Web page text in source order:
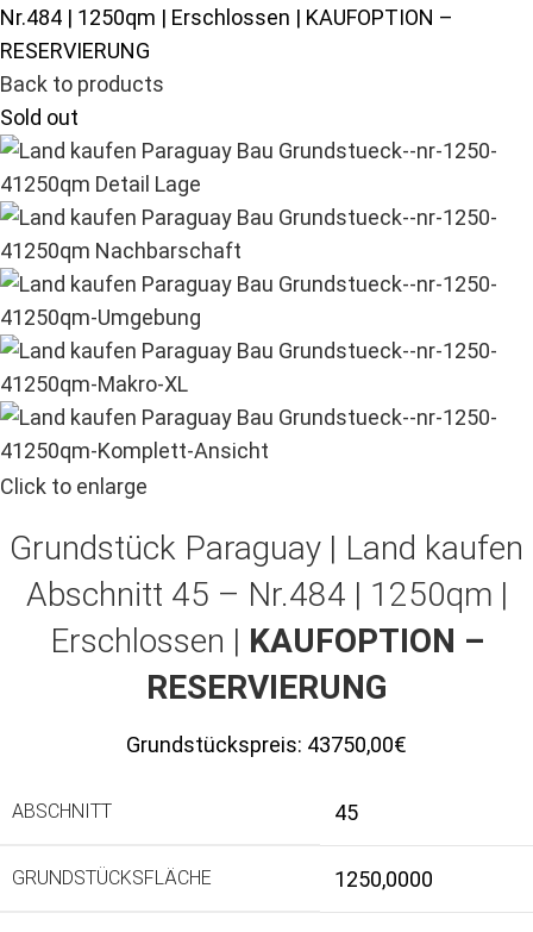
Nr.484 | 1250qm | Erschlossen | KAUFOPTION –
RESERVIERUNG
Back to products
Sold out
Click to enlarge
Grundstück Paraguay | Land kaufen
Abschnitt 45 – Nr.484 | 1250qm |
Erschlossen | KAUFOPTION –
RESERVIERUNG
Grundstückspreis: 43750,00€
ABSCHNITT 45
GRUNDSTÜCKSFLÄCHE 1250,0000